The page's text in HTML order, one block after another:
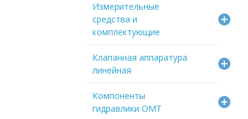
Измерительные
средства и
комплектующие
Клапанная аппаратура
линейная
Компоненты
гидравлики OMT